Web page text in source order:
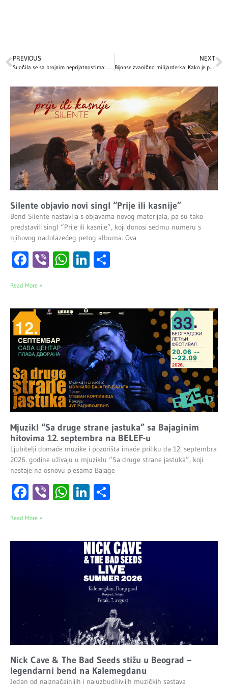
PREVIOUS
Suočila se sa brojnim neprijatnostima: Mili Bobi Braun otkriva tajne života dječje zvijezde
NEXT
Bijonse zvanično milijarderka: Kako je pop ikona postavila nove standarde u muzici
Silente objavio novi singl “Prije ili kasnije”
Bend Silente nastavlja s objavama novog materijala, pa su tako
predstavili singl “Prije ili kasnije”, koji donosi sedmu numeru s
njihovog nadolazećeg petog albuma. Ova
Facebook
ViberWhatsApp
LinkedIn
Read More »
Mjuzikl “Sa druge strane jastuka” sa Bajaginim
hitovima 12. septembra na BELEF-u
Ljubitelji domaće muzike i pozorišta imaće priliku da 12. septembra
2026. godine uživaju u mjuziklu “Sa druge strane jastuka”, koji
nastaje na osnovu pjesama Bajage
Facebook
ViberWhatsApp
LinkedIn
Read More »
Nick Cave & The Bad Seeds stižu u Beograd –
legendarni bend na Kalemegdanu
Jedan od najznačajnijih i najuzbudljivijih muzičkih sastava